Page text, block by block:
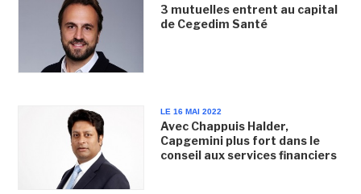
3 mutuelles entrent au capital
de Cegedim Santé
LE 16 MAI 2022
Avec Chappuis Halder,
Capgemini plus fort dans le
conseil aux services financiers